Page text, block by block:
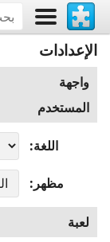
الإعدادات
واجهة
المستخدم
اللغة
مظهر
لعبة